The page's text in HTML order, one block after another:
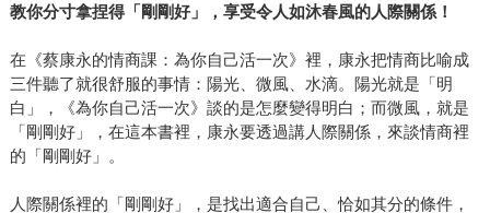
教你分寸拿捏得「剛剛好」，享受令人如沐春風的人際關係！
在《蔡康永的情商課：為你自己活一次》裡，康永把情商比喻成
三件聽了就很舒服的事情：陽光、微風、水滴。陽光就是「明
白」，《為你自己活一次》談的是怎麼變得明白；而微風，就是
「剛剛好」，在這本書裡，康永要透過講人際關係，來談情商裡
的「剛剛好」。
人際關係裡的「剛剛好」，是找出適合自己、恰如其分的條件，